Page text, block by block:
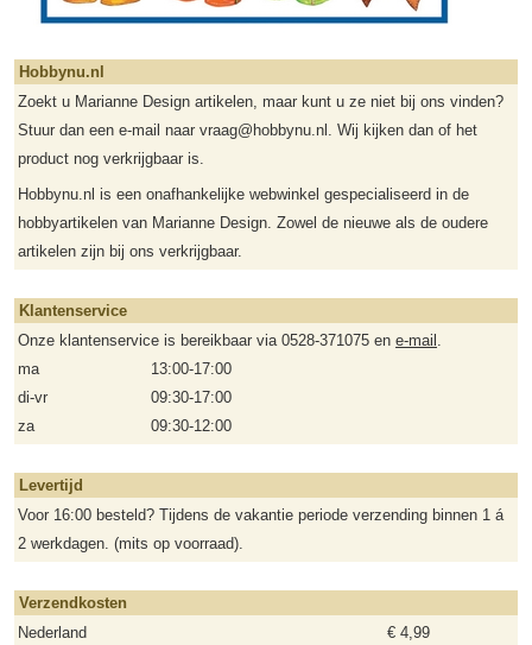
Hobbynu.nl
Zoekt u Marianne Design artikelen, maar kunt u ze niet bij ons vinden?
Stuur dan een e-mail naar vraag@hobbynu.nl. Wij kijken dan of het
product nog verkrijgbaar is.
Hobbynu.nl is een onafhankelijke webwinkel gespecialiseerd in de
hobbyartikelen van Marianne Design. Zowel de nieuwe als de oudere
artikelen zijn bij ons verkrijgbaar.
Klantenservice
Onze klantenservice is bereikbaar via 0528-371075 en e-mail .
ma
13:00-17:00
di-vr
09:30-17:00
za
09:30-12:00
Levertijd
Voor 16:00 besteld? Tijdens de vakantie periode verzending binnen 1 á
2 werkdagen. (mits op voorraad).
Verzendkosten
Nederland
€ 4,99